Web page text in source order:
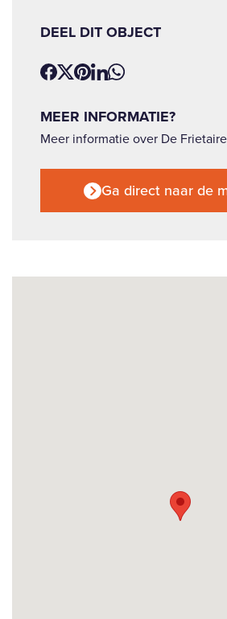
DEEL DIT OBJECT
MEER INFORMATIE?
Meer informatie over De
Ga direct naar de